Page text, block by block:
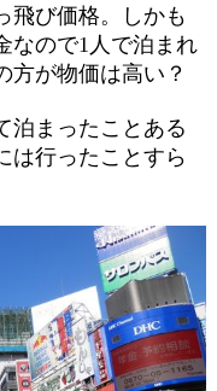
飛び価格。しかも
なので1人で泊まれ
方が物価は高い？
泊まったことある
は行ったことすら